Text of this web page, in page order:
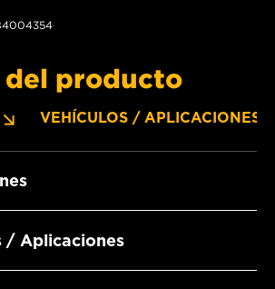
del producto
VEHÍCULOS / APLICACIONES
/ Aplicaciones